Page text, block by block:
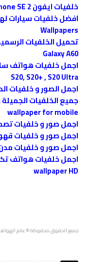
خلفيات ايفون IPhone SE 2 الرسمية
Wallpapers
Galaxy A60
S20, S20+ , S20 Ultra
اجمل الصور و خلفيات
جميع الخلفيات
wallpaper for mobile
اجمل صور و خلفيات
اجمل صور و خلفيات
اجمل صور و خلفيات
wallpaper HD
جميع الحقوق محفوظة© عالم